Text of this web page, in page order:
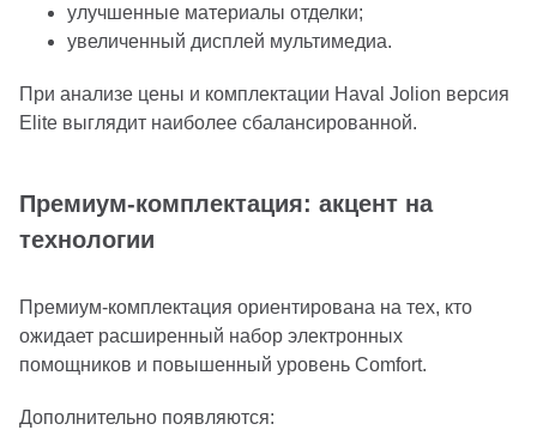
улучшенные материалы отделки;
увеличенный дисплей мультимедиа.
При анализе цены и комплектации Haval Jolion версия
Elite выглядит наиболее сбалансированной.
Премиум-комплектация: акцент на
технологии
Премиум-комплектация ориентирована на тех, кто
ожидает расширенный набор электронных
помощников и повышенный уровень Comfort.
Дополнительно появляются: